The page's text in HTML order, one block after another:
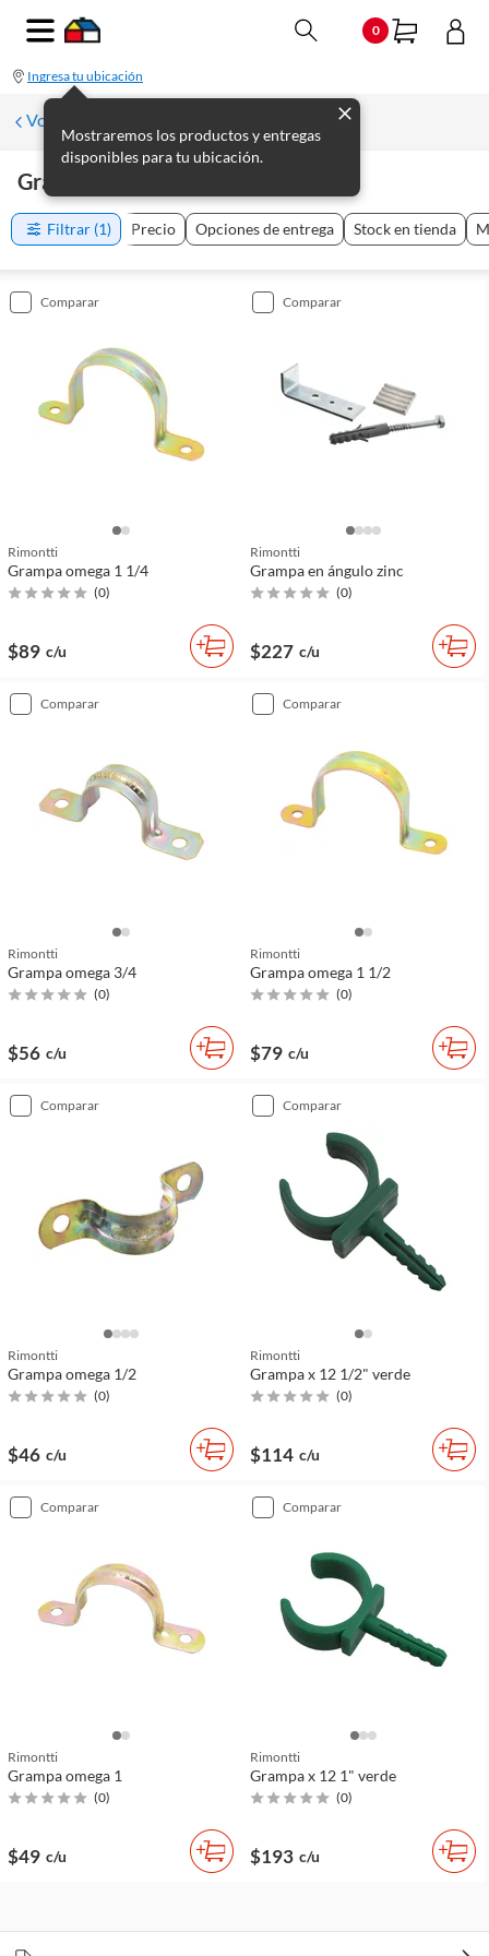
0
Ingresa tu ubicación
Mostraremos los productos y entregas
disponibles para tu ubicación.
Volver a Plomería
Grampas
Filtrar (1) Precio Opciones de entrega Stock en tienda
comparar
Rimontti
Grampa omega 1 1/4
(0)
$89 c/u
comparar
Rimontti
Grampa en ángulo zinc
(0)
$227 c/u
comparar
Rimontti
Grampa omega 3/4
(0)
$56 c/u
comparar
Rimontti
Grampa omega 1 1/2
(0)
$79 c/u
comparar
Rimontti
Grampa omega 1/2
(0)
$46 c/u
comparar
Rimontti
Grampa x 12 1/2" verde
(0)
$114 c/u
comparar
Rimontti
Grampa omega 1
(0)
$49 c/u
comparar
Rimontti
Grampa x 12 1" verde
(0)
$193 c/u